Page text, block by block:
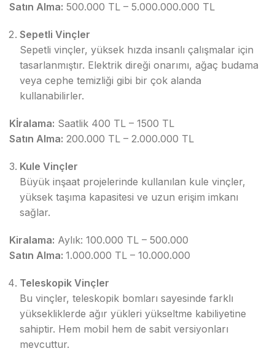
Satın Alma: 500.000 TL – 5.000.000.000 TL
Sepetli Vinçler
Sepetli vinçler, yüksek hızda insanlı çalışmalar için
tasarlanmıştır. Elektrik direği onarımı, ağaç budama
veya cephe temizliği gibi bir çok alanda
kullanabilirler.
Kİralama: Saatlik 400 TL – 1500 TL
Satın Alma: 200.000 TL – 2.000.000 TL
Kule Vinçler
Büyük inşaat projelerinde kullanılan kule vinçler,
yüksek taşıma kapasitesi ve uzun erişim imkanı
sağlar.
Kiralama: Aylık: 100.000 TL – 500.000
Satın Alma: 1.000.000 TL – 10.000.000
Teleskopik Vinçler
Bu vinçler, teleskopik bomları sayesinde farklı
yüksekliklerde ağır yükleri yükseltme kabiliyetine
sahiptir. Hem mobil hem de sabit versiyonları
mevcuttur.